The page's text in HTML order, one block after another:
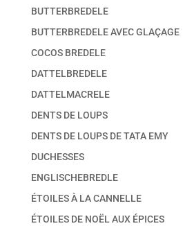
BUTTERBREDELE
BUTTERBREDELE AVEC GLAÇAGE
COCOS BREDELE
DATTELBREDELE
DATTELMACRELE
DENTS DE LOUPS
DENTS DE LOUPS DE TATA EMY
DUCHESSES
ENGLISCHEBREDLE
ÉTOILES À LA CANNELLE
ÉTOILES DE NOËL AUX ÉPICES